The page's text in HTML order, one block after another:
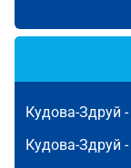
Кудова-Здруй -
Кудова-Здруй -